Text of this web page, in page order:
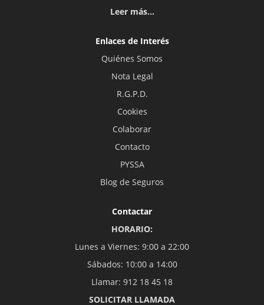
Leer más...
Enlaces de Interés
Quiénes Somos
Nota Legal
R.G.P.D.
Cookies
Colaborar
Contacto
PYSSA
Blog de Seguros
Contactar
HORARIO:
Lunes a Viernes: 9:00 a 22:00
Sábados: 10:00 a 14:00
Llamar: 912 18 45 18
SOLICITAR LLAMADA